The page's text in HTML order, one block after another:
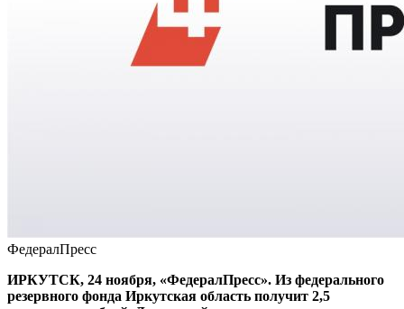
ФедералПресс
ИРКУТСК, 24 ноября, «ФедералПресс». Из федерального
резервного фонда Иркутская область получит 2,5